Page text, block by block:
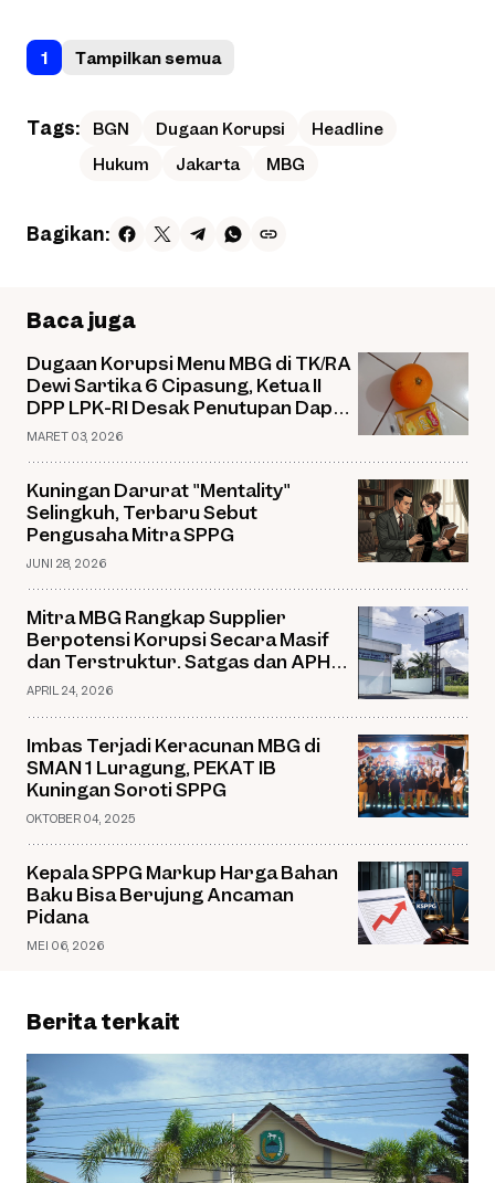
1 Tampilkan semua
Tags: BGN Dugaan Korupsi
Headline
Hukum
Jakarta MBG
Bagikan:
Baca juga
Dugaan Korupsi Menu MBG di TK/RA
Dewi Sartika 6 Cipasung, Ketua II
DPP LPK-RI Desak Penutupan Dapur
SPPG 02
MARET 03, 2026
Kuningan Darurat "Mentality"
Selingkuh, Terbaru Sebut
Pengusaha Mitra SPPG
JUNI 28, 2026
Mitra MBG Rangkap Supplier
Berpotensi Korupsi Secara Masif
dan Terstruktur. Satgas dan APH
Jangan Jadi Penonton
APRIL 24, 2026
Imbas Terjadi Keracunan MBG di
SMAN 1 Luragung, PEKAT IB
Kuningan Soroti SPPG
OKTOBER 04, 2025
Kepala SPPG Markup Harga Bahan
Baku Bisa Berujung Ancaman
Pidana
MEI 06, 2026
Berita terkait